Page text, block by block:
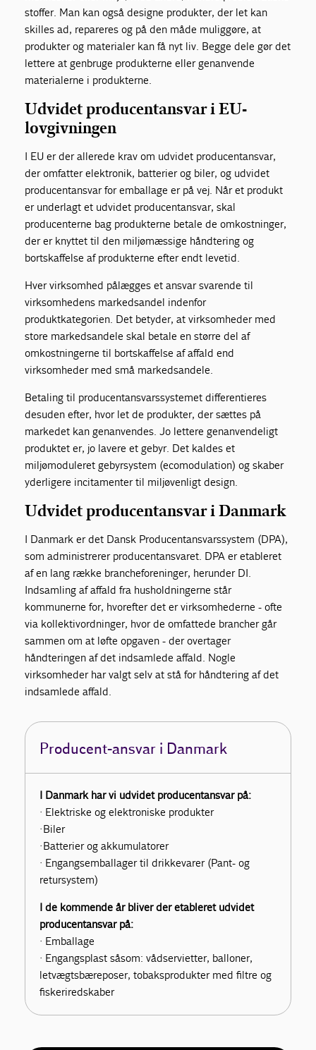
stoffer. Man kan også designe produkter, der let kan
skilles ad, repareres og på den måde muliggøre, at
produkter og materialer kan få nyt liv. Begge dele gør det
lettere at genbruge produkterne eller genanvende
materialerne i produkterne.
Udvidet producentansvar i EU-
lovgivningen
I EU er der allerede krav om udvidet producentansvar,
der omfatter elektronik, batterier og biler, og udvidet
producentansvar for emballage er på vej. Når et produkt
er underlagt et udvidet producentansvar, skal
producenterne bag produkterne betale de omkostninger,
der er knyttet til den miljømæssige håndtering og
bortskaffelse af produkterne efter endt levetid.
Hver virksomhed pålægges et ansvar svarende til
virksomhedens markedsandel indenfor
produktkategorien. Det betyder, at virksomheder med
store markedsandele skal betale en større del af
omkostningerne til bortskaffelse af affald end
virksomheder med små markedsandele.
Betaling til producentansvarssystemet differentieres
desuden efter, hvor let de produkter, der sættes på
markedet kan genanvendes. Jo lettere genanvendeligt
produktet er, jo lavere et gebyr. Det kaldes et
miljømoduleret gebyrsystem (ecomodulation) og skaber
yderligere incitamenter til miljøvenligt design.
Udvidet producentansvar i Danmark
I Danmark er det Dansk Producentansvarssystem (DPA),
som administrerer producentansvaret. DPA er etableret
af en lang række brancheforeninger, herunder DI.
Indsamling af affald fra husholdningerne står
kommunerne for, hvorefter det er virksomhederne - ofte
via kollektivordninger, hvor de omfattede brancher går
sammen om at løfte opgaven - der overtager
håndteringen af det indsamlede affald. Nogle
virksomheder har valgt selv at stå for håndtering af det
indsamlede affald.
Producent-ansvar i Danmark
I Danmark har vi udvidet producentansvar på:
· Elektriske og elektroniske produkter
· Biler
· Batterier og akkumulatorer
· Engangsemballager til drikkevarer (Pant- og
retursystem)
I de kommende år bliver der etableret udvidet
producentansvar på:
· Emballage
· Engangsplast såsom: vådservietter, balloner,
letvægtsbæreposer, tobaksprodukter med filtre og
fiskeriredskaber